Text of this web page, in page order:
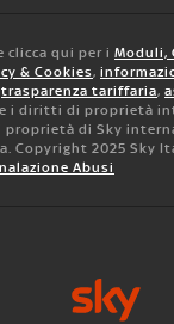
clicca qui per i Moduli,
& Cookies,
trasparenza tariffaria,
i diritti di proprietà
di Sky
Copyright 2025 Sky
Abusi